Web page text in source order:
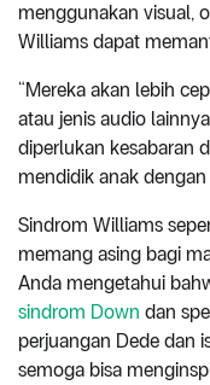
menggunakan visual,
Williams dapat
“Mereka akan lebih
atau jenis audio
diperlukan kesabaran
mendidik anak
Sindrom Williams
memang asing bagi
Anda mengetahui
sindrom Down dan
perjuangan Dede dan
semoga bisa